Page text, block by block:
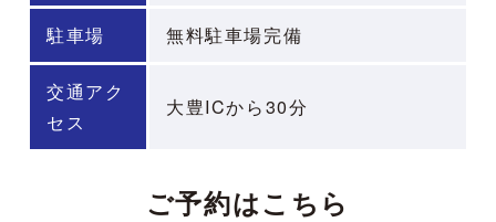
駐車場 無料駐車場完備
交通アク
セス
大豊ICから30分
ご予約はこちら